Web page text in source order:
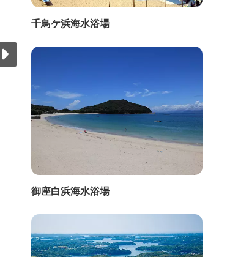
千鳥ケ浜海水浴場
御座白浜海水浴場